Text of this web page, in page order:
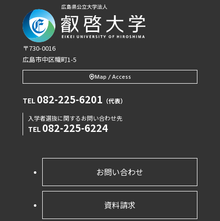
〒730-0016
広島市中区幟町1-5
Map / Access
TEL 082-225-6201 （代表）
入学者選抜に関するお問い合わせ先
TEL 082-225-6224
お問い合わせ
資料請求